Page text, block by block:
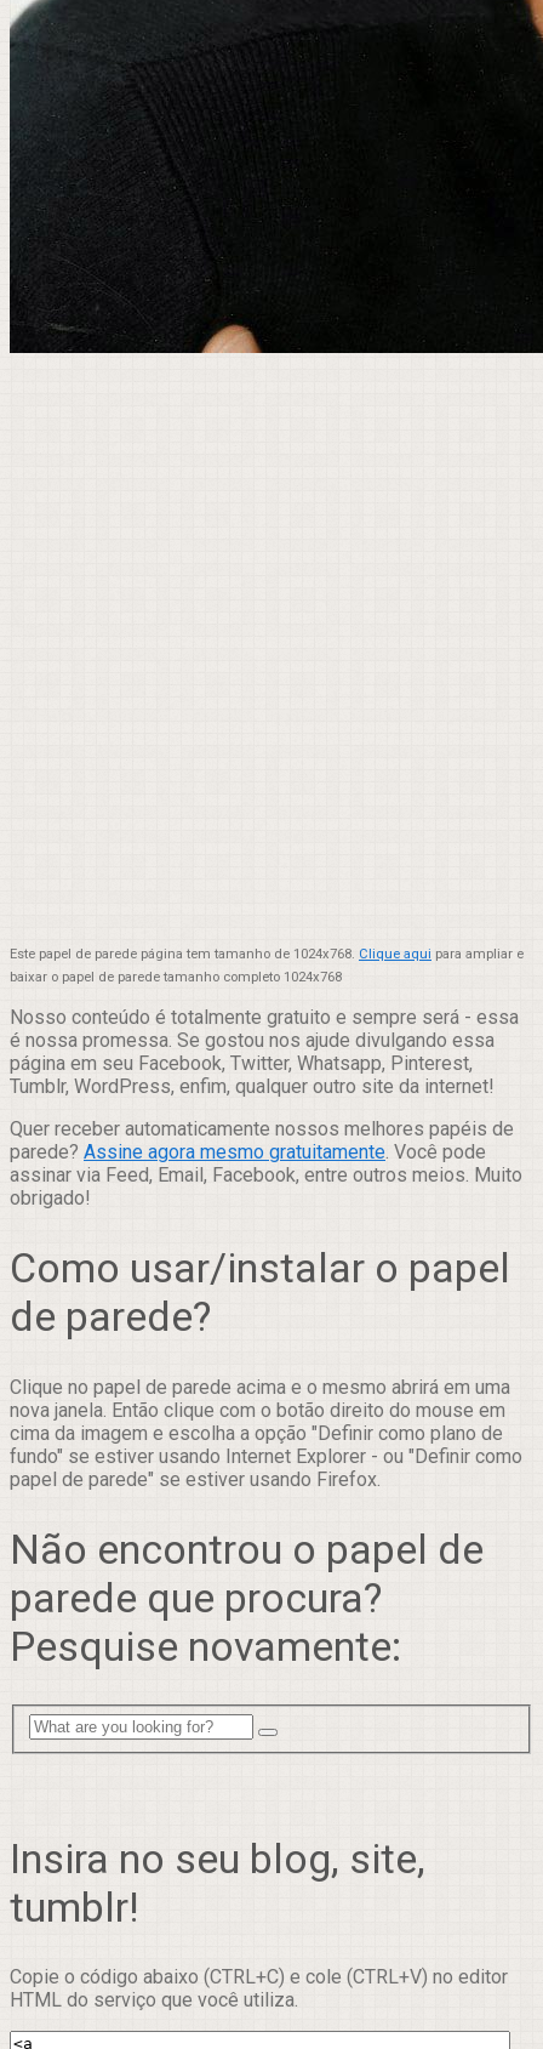
Este papel de parede página tem tamanho de 1024x768. Clique aqui para ampliar e
baixar o papel de parede tamanho completo 1024x768
Nosso conteúdo é totalmente gratuito e sempre será - essa
é nossa promessa. Se gostou nos ajude divulgando essa
página em seu Facebook, Twitter, Whatsapp, Pinterest,
Tumblr, WordPress, enfim, qualquer outro site da internet!
Quer receber automaticamente nossos melhores papéis de
parede? Assine agora mesmo gratuitamente. Você pode
assinar via Feed, Email, Facebook, entre outros meios. Muito
obrigado!
Como usar/instalar o papel
de parede?
Clique no papel de parede acima e o mesmo abrirá em uma
nova janela. Então clique com o botão direito do mouse em
cima da imagem e escolha a opção "Definir como plano de
fundo" se estiver usando Internet Explorer - ou "Definir como
papel de parede" se estiver usando Firefox.
Não encontrou o papel de
parede que procura?
Pesquise novamente:
Insira no seu blog, site,
tumblr!
Copie o código abaixo (CTRL+C) e cole (CTRL+V) no editor
HTML do serviço que você utiliza.